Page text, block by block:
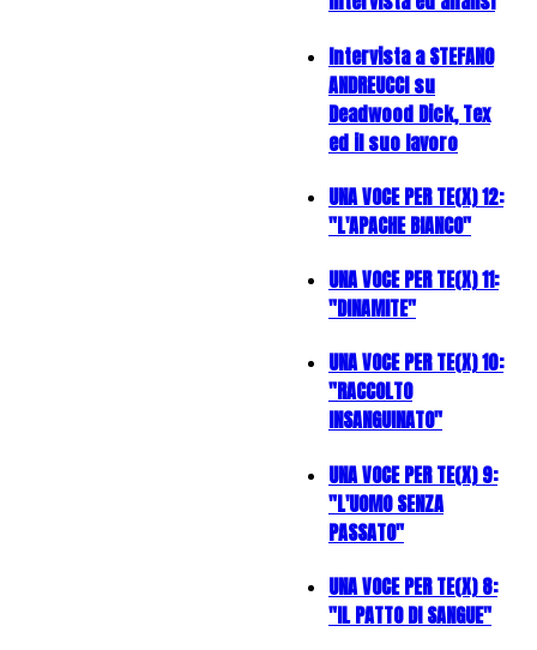
Intervista a STEFANO
ANDREUCCI su
Deadwood Dick, Tex
ed il suo lavoro
UNA VOCE PER TE(X) 12:
"L'APACHE BIANCO"
UNA VOCE PER TE(X) 11:
"DINAMITE"
UNA VOCE PER TE(X) 10:
"RACCOLTO
INSANGUINATO"
UNA VOCE PER TE(X) 9:
"L'UOMO SENZA
PASSATO"
UNA VOCE PER TE(X) 8:
"IL PATTO DI SANGUE"